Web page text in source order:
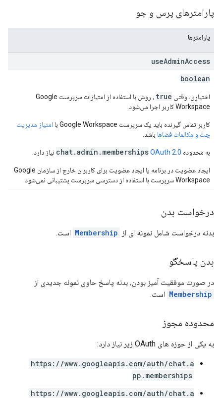
پارامترهای پرس و جو
پارامترها
useAdminAccess
boolean
اختیاری. وقتی true
، روش با استفاده از امتیازات سرپرست Google
Workspace کاربر اجرا می‌شود.
کاربر تماس گیرنده باید یک سرپرست Google Workspace با
امتیاز مدیریت
چت و مکالمات فضاها باشد.
به محدوده chat.admin.membershipsOAuth 2.0 نیاز دارد.
ایجاد عضویت در برنامه یا ایجاد عضویت برای کاربران خارج از سازمان Google
Workspace سرپرست با استفاده از دسترسی سرپرست پشتیبانی نمی‌شود.
درخواست بدن
بدنه درخواست شامل نمونه ای از Membership است.
بدن پاسخگو
در صورت موفقیت آمیز بودن، بدنه پاسخ حاوی نمونه جدیدی از
Membership است.
محدوده مجوز
به یکی از حوزه های OAuth زیر نیاز دارد:
https://www.googleapis.com/auth/chat.a
pp.memberships
https://www.googleapis.com/auth/chat.a